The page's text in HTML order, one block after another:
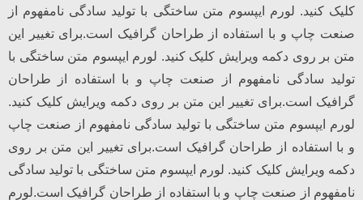
کلیک کنید. لورم ایپسوم متن ساختگی با تولید سادگی نامفهوم از
صنعت چاپ و با استفاده از طراحان گرافیک است.برای تغییر این
متن بر روی دکمه ویرایش کلیک کنید. لورم ایپسوم متن ساختگی با
تولید سادگی نامفهوم از صنعت چاپ و با استفاده از طراحان
گرافیک است.برای تغییر این متن بر روی دکمه ویرایش کلیک کنید.
لورم ایپسوم متن ساختگی با تولید سادگی نامفهوم از صنعت چاپ
و با استفاده از طراحان گرافیک است.برای تغییر این متن بر روی
دکمه ویرایش کلیک کنید. لورم ایپسوم متن ساختگی با تولید سادگی
نامفهوم از صنعت چاپ و با استفاده از طراحان گرافیک است.لورم